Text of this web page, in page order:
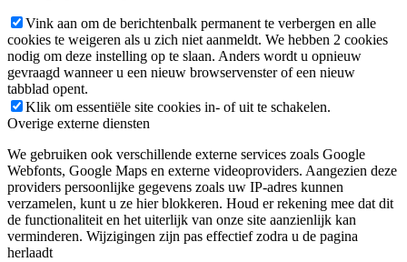
Vink aan om de berichtenbalk permanent te verbergen en alle
cookies te weigeren als u zich niet aanmeldt. We hebben 2 cookies
nodig om deze instelling op te slaan. Anders wordt u opnieuw
gevraagd wanneer u een nieuw browservenster of een nieuw
tabblad opent.
Klik om essentiële site cookies in- of uit te schakelen.
Overige externe diensten
We gebruiken ook verschillende externe services zoals Google
Webfonts, Google Maps en externe videoproviders. Aangezien deze
providers persoonlijke gegevens zoals uw IP-adres kunnen
verzamelen, kunt u ze hier blokkeren. Houd er rekening mee dat dit
de functionaliteit en het uiterlijk van onze site aanzienlijk kan
verminderen. Wijzigingen zijn pas effectief zodra u de pagina
herlaadt